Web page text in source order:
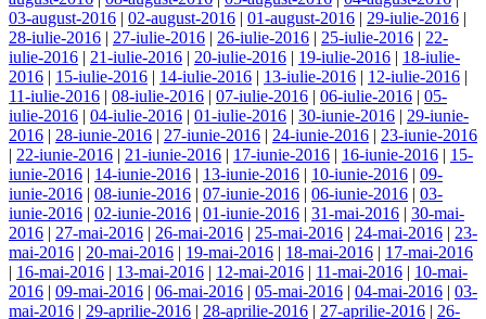
03-august-2016 | 02-august-2016 | 01-august-2016 | 29-iulie-2016 |
28-iulie-2016 | 27-iulie-2016 | 26-iulie-2016 | 25-iulie-2016 | 22-
iulie-2016 | 21-iulie-2016 | 20-iulie-2016 | 19-iulie-2016 | 18-iulie-
2016 | 15-iulie-2016 | 14-iulie-2016 | 13-iulie-2016 | 12-iulie-2016 |
11-iulie-2016 | 08-iulie-2016 | 07-iulie-2016 | 06-iulie-2016 | 05-
iulie-2016 | 04-iulie-2016 | 01-iulie-2016 | 30-iunie-2016 | 29-iunie-
2016 | 28-iunie-2016 | 27-iunie-2016 | 24-iunie-2016 | 23-iunie-2016
| 22-iunie-2016 | 21-iunie-2016 | 17-iunie-2016 | 16-iunie-2016 | 15-
iunie-2016 | 14-iunie-2016 | 13-iunie-2016 | 10-iunie-2016 | 09-
iunie-2016 | 08-iunie-2016 | 07-iunie-2016 | 06-iunie-2016 | 03-
iunie-2016 | 02-iunie-2016 | 01-iunie-2016 | 31-mai-2016 | 30-mai-
2016 | 27-mai-2016 | 26-mai-2016 | 25-mai-2016 | 24-mai-2016 | 23-
mai-2016 | 20-mai-2016 | 19-mai-2016 | 18-mai-2016 | 17-mai-2016
| 16-mai-2016 | 13-mai-2016 | 12-mai-2016 | 11-mai-2016 | 10-mai-
2016 | 09-mai-2016 | 06-mai-2016 | 05-mai-2016 | 04-mai-2016 | 03-
mai-2016 | 29-aprilie-2016 | 28-aprilie-2016 | 27-aprilie-2016 | 26-